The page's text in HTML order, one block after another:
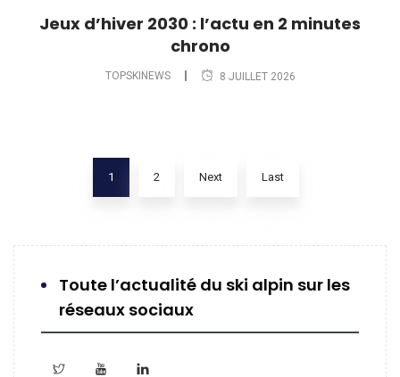
Jeux d’hiver 2030 : l’actu en 2 minutes
chrono
TOPSKINEWS 8 JUILLET 2026
1 2 Next Last
Toute l’actualité du ski alpin sur les
réseaux sociaux